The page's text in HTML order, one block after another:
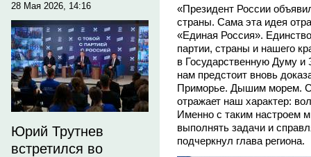
28 Мая 2026, 14:16
Юрий Трутнев
встретился во
«Президент России
страны. Сама эта идея
«Единая Россия».
партии, страны и нашего
в Государственную Думу
нам предстоит вновь
Приморье. Дышим морем.
отражает наш характер:
Именно с таким настроем
выполнять задачи и
подчеркнул глава региона.